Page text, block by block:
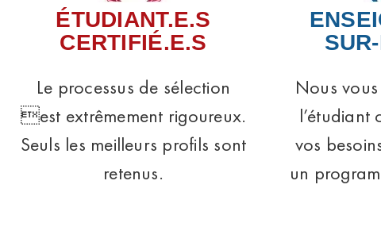
ÉTUDIANT.E.S
CERTIFIÉ.E.S
Le processus de sélection
est extrêmement rigoureux.
Seuls les meilleurs profils sont
retenus.
Nous
l’étudiant
vos
un